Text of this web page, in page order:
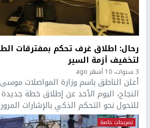
رحال: اطلاق غرف تحكم بمفترقات
لتخفيف أزمة السير
3 سنوات، 10 أشهر ago
أعلن الناطق باسم وزارة المواصلات
النجاح، اليوم الأحد عن إطلاق خطة
للتحول نحو التحكم الذكي بالإشارات
تصريحات خاصة